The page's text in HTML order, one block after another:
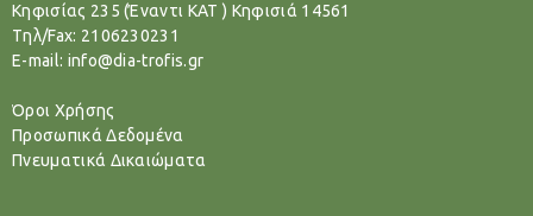
Κηφισίας 235 (Έναντι ΚΑΤ ) Κηφισιά 14561
Tηλ/Fax: 2106230231
E-mail: info@dia-trofis.gr
Όροι Χρήσης
Προσωπικά Δεδομένα
Πνευματικά Δικαιώματα